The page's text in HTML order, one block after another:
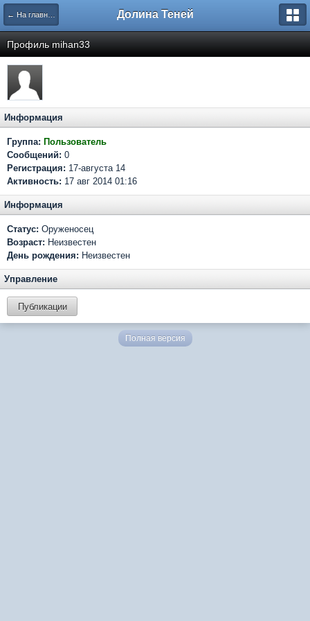
← На главную Долина Теней
Профиль mihan33
Информация
Группа: Пользователь
Сообщений: 0
Регистрация: 17-августа 14
Активность: 17 авг 2014 01:16
Информация
Статус: Оруженосец
Возраст: Неизвестен
День рождения: Неизвестен
Управление
Публикации
Полная версия